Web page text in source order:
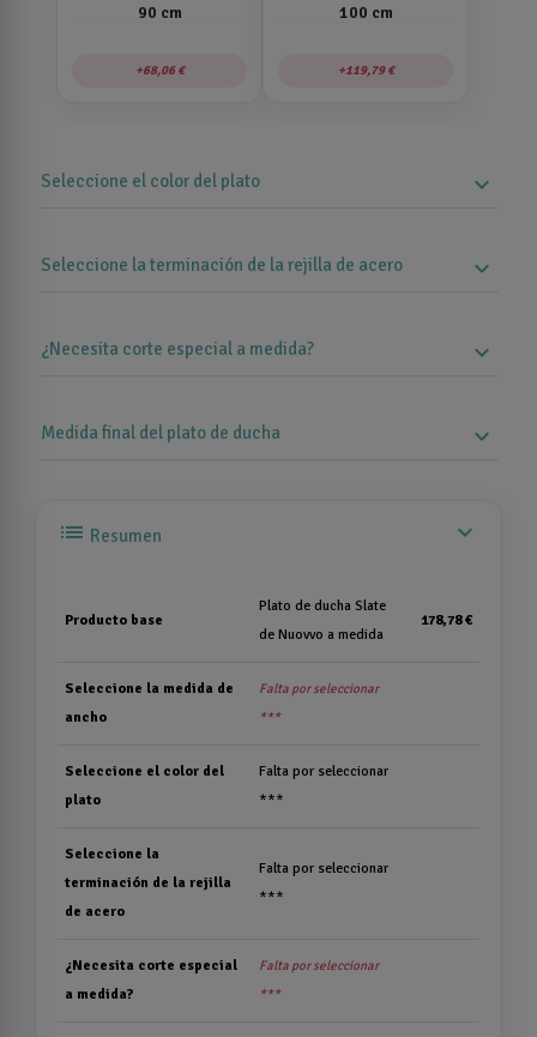
90 cm
68,06 €
100 cm
119,79 €
Seleccione el color del plato expand_more
Seleccione la terminación de la rejilla de acero expand_more
¿Necesita corte especial a medida? expand_more
Medida final del plato de ducha expand_more
list Resumen expand_more
Producto base
Plato de ducha Slate
de Nuovvo a medida
178,78 €
Seleccione la medida de
ancho
Falta por seleccionar
***
Seleccione el color del
plato
Falta por seleccionar
***
Seleccione la
terminación de la rejilla
de acero
Falta por seleccionar
***
¿Necesita corte especial
a medida?
Falta por seleccionar
***